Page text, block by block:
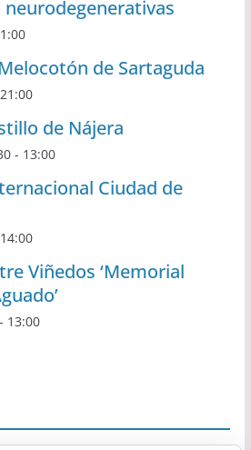
de Sartaguda
21:00
de Nájera
- 13:00
Ciudad de
14:00
Viñedos ‘Memorial
13:00